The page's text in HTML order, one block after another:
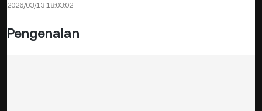
2026/03/13 18:03:02
Pengenalan